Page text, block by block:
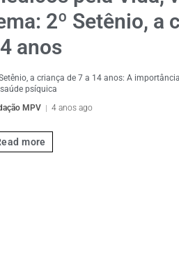
2º Setênio, a
anos
a criança de 7 a 14 anos: A
psíquica
MPV
4 anos ago
more